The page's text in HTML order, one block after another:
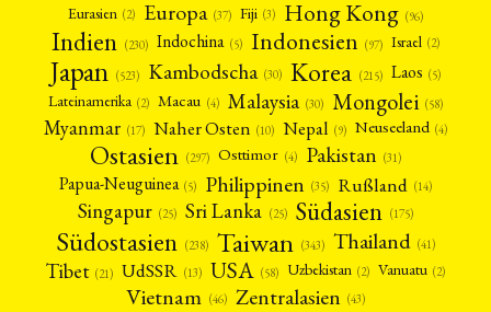
Eurasien (2) Europa (37) Fiji (3) Hong Kong (96)
Indien (230) Indochina (5) Indonesien (97) Israel (2)
Japan (523) Kambodscha (30) Korea (215) Laos (5)
Lateinamerika (2) Macau (4) Malaysia (30) Mongolei (58)
Myanmar (17) Naher Osten (10) Nepal (9) Neuseeland (4)
Ostasien (297) Osttimor (4) Pakistan (31)
Papua-Neuguinea (5) Philippinen (35) Rußland (14)
Singapur (25) Sri Lanka (25) Südasien (175)
Südostasien (238) Taiwan (343) Thailand (41)
Tibet (21) UdSSR (13) USA (58) Uzbekistan (2) Vanuatu (2)
Vietnam (46) Zentralasien (43)